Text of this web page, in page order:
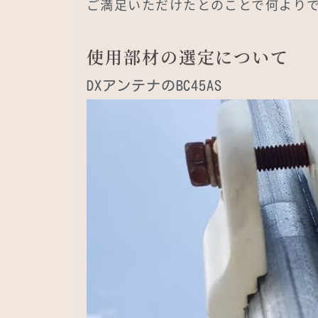
ご満足いただけたとのことで何より
使用部材の選定について
DXアンテナのBC45AS